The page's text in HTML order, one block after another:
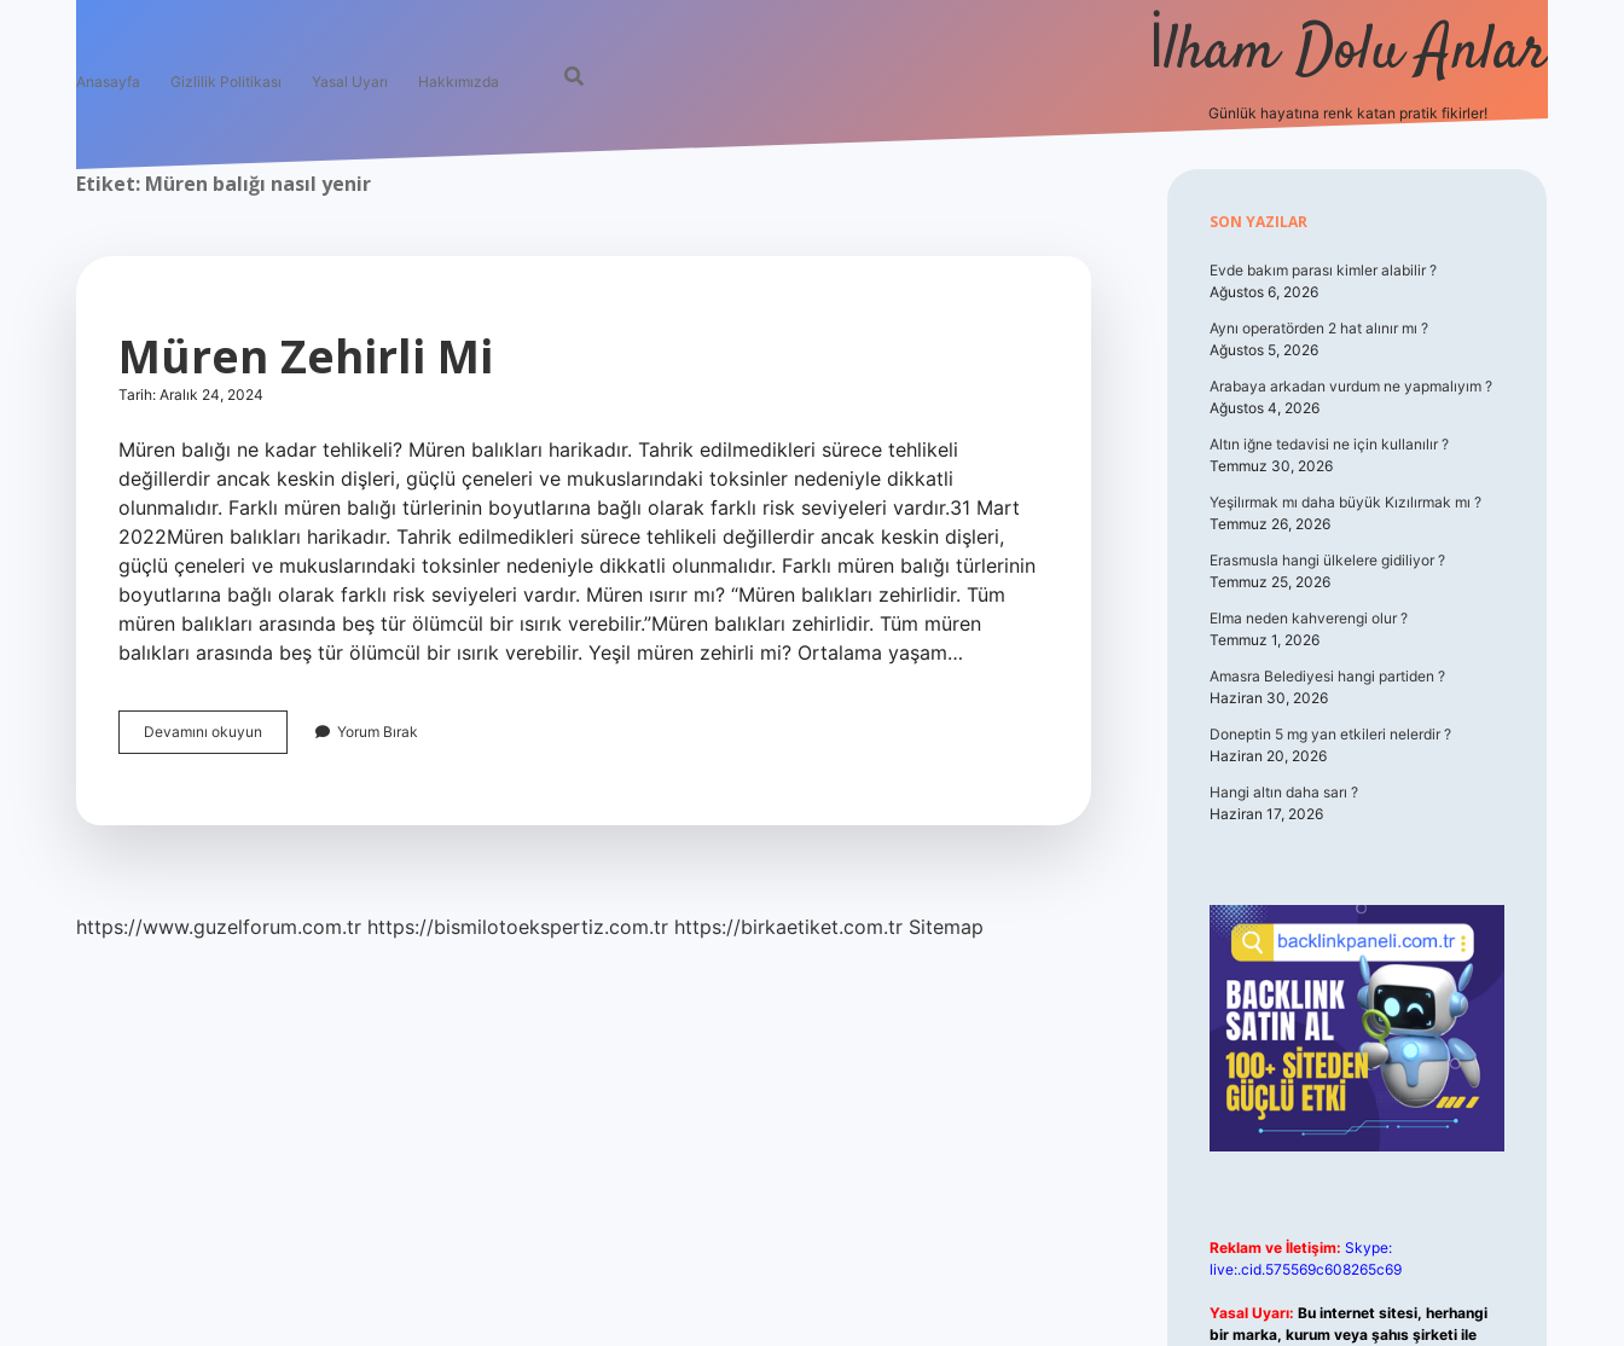
Anasayfa Gizlilik Politikası Yasal Uyarı Hakkımızda İlham Dolu Anlar
Günlük hayatına renk katan pratik fikirler!
Etiket: Müren balığı nasıl yenir
Müren Zehirli Mi
Tarih: Aralık 24, 2024
Müren balığı ne kadar tehlikeli? Müren balıkları harikadır. Tahrik edilmedikleri sürece tehlikeli
değillerdir ancak keskin dişleri, güçlü çeneleri ve mukuslarındaki toksinler nedeniyle dikkatli
olunmalıdır. Farklı müren balığı türlerinin boyutlarına bağlı olarak farklı risk seviyeleri vardır.31 Mart
2022Müren balıkları harikadır. Tahrik edilmedikleri sürece tehlikeli değillerdir ancak keskin dişleri,
güçlü çeneleri ve mukuslarındaki toksinler nedeniyle dikkatli olunmalıdır. Farklı müren balığı türlerinin
boyutlarına bağlı olarak farklı risk seviyeleri vardır. Müren ısırır mı? “Müren balıkları zehirlidir. Tüm
müren balıkları arasında beş tür ölümcül bir ısırık verebilir.”Müren balıkları zehirlidir. Tüm müren
balıkları arasında beş tür ölümcül bir ısırık verebilir. Yeşil müren zehirli mi? Ortalama yaşam…
Devamını okuyun
Zehirli
Yorum Bırak
https://www.guzelforum.com.tr https://bismilotoekspertiz.com.tr https://birkaetiket.com.tr Sitemap
Sidebar
SON YAZILAR
Evde bakım parası kimler alabilir ?
Ağustos 6, 2026
Aynı operatörden 2 hat alınır mı ?
Ağustos 5, 2026
Arabaya arkadan vurdum ne yapmalıyım ?
Ağustos 4, 2026
Altın iğne tedavisi ne için kullanılır ?
Temmuz 30, 2026
Yeşilırmak mı daha büyük Kızılırmak mı ?
Temmuz 26, 2026
Erasmusla hangi ülkelere gidiliyor ?
Temmuz 25, 2026
Elma neden kahverengi olur ?
Temmuz 1, 2026
Amasra Belediyesi hangi partiden ?
Haziran 30, 2026
Doneptin 5 mg yan etkileri nelerdir ?
Haziran 20, 2026
Hangi altın daha sarı ?
Haziran 17, 2026
Reklam ve İletişim: Skype:
live:.cid.575569c608265c69
Yasal Uyarı: Bu internet sitesi, herhangi
bir marka, kurum veya şahıs şirketi ile